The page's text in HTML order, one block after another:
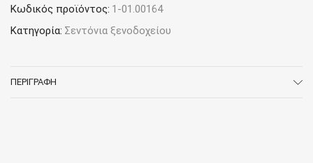
Κωδικός προϊόντος: 1-01.00164
Κατηγορία: Σεντόνια ξενοδοχείου
ΠΕΡΙΓΡΑΦΉ